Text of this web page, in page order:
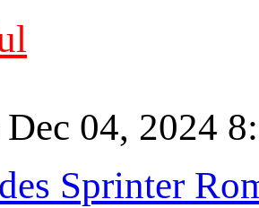
04, 2024
Sprinter